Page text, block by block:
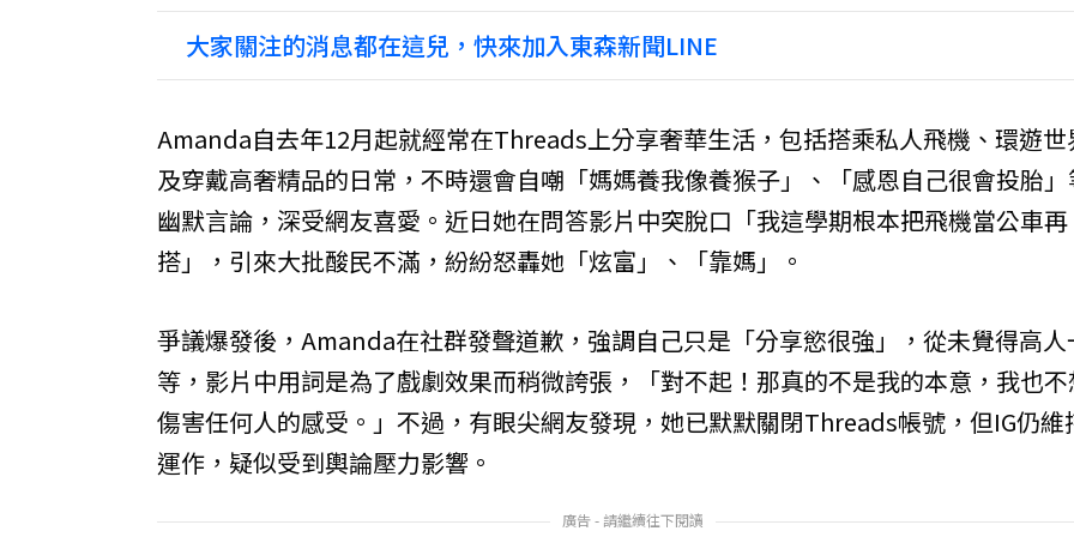
大家關注的消息都在這兒，快來加入東森新聞LINE
Amanda自去年12月起就經常在Threads上分享奢華生活，包括搭乘私人飛機、環遊世
及穿戴高奢精品的日常，不時還會自嘲「媽媽養我像養猴子」、「感恩自己很會投胎
幽默言論，深受網友喜愛。近日她在問答影片中突脫口「我這學期根本把飛機當公車再
搭」，引來大批酸民不滿，紛紛怒轟她「炫富」、「靠媽」。
爭議爆發後，Amanda在社群發聲道歉，強調自己只是「分享慾很強」，從未覺得高人
等，影片中用詞是為了戲劇效果而稍微誇張，「對不起！那真的不是我的本意，我也不
傷害任何人的感受。」不過，有眼尖網友發現，她已默默關閉Threads帳號，但IG仍維
運作，疑似受到輿論壓力影響。
廣告 - 請繼續往下閱讀